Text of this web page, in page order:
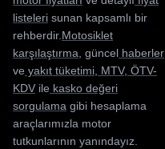
listeleri sunan kapsamlı bir
rehberdir.Motosiklet
karşılaştırma, güncel haberler
ve yakıt tüketimi, MTV, ÖTV-
KDV ile kasko değeri
sorgulama gibi hesaplama
araçlarımızla motor
tutkunlarının yanındayız.